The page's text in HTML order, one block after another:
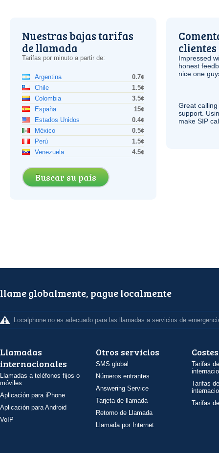
Nuestras bajas tarifas
de llamada
Tarifas por minuto a partir de:
Argentina
0.7¢
Chile
1.5¢
Colombia
3.5¢
España
15¢
Estados Unidos
0.4¢
México
0.5¢
Perú
1.5¢
Venezuela
4.5¢
Buscar su país
clientes
Impressed
honest
nice one
Great
support.
make SIP
llame globalmente, pague localmente
Localphone no es adecuado para las llamadas a servicios de
Llamadas
internacionales
Llamadas a teléfonos fijos o
móviles
Aplicación para iPhone
Aplicación para Android
VoIP
Otros servicios
SMS global
Números entrantes
Answering Service
Tarjeta de llamada
Retorno de Llamada
Llamada por Internet
Costes
Tarifas
Tarifas
Tarifas